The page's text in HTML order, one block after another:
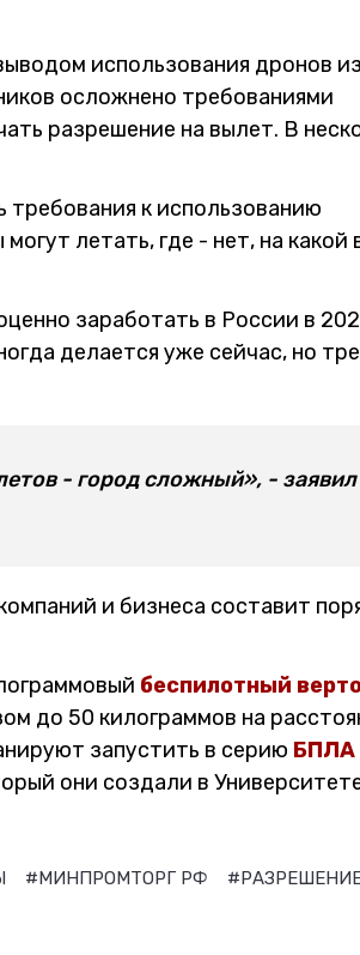
использования дронов из
осложнено требованиями
разрешение на вылет. В
к использованию
летать, где - нет, на какой
заработать в России в
делается уже сейчас, но
- город сложный», - заявил
и бизнеса составит
беспилотный
до 50 килограммов на
запустить в серию БПЛА
они создали в
#МИНПРОМТОРГ РФ